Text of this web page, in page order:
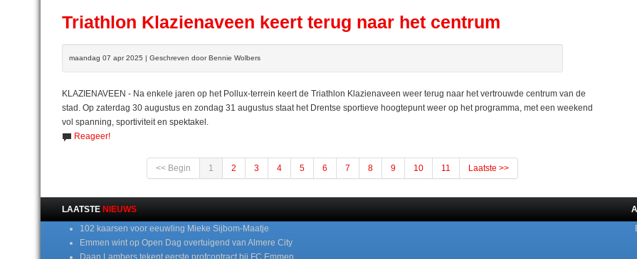
Triathlon Klazienaveen keert terug naar het centrum
maandag 07 apr 2025 | Geschreven door Bennie Wolbers
KLAZIENAVEEN - Na enkele jaren op het Pollux-terrein keert de Triathlon Klazienaveen weer terug naar het vertrouwde centrum van de
stad. Op zaterdag 30 augustus en zondag 31 augustus staat het Drentse sportieve hoogtepunt weer op het programma, met een weekend
vol spanning, sportiviteit en spektakel.
Reageer!
<< Begin 1 2 3 4 5 6 7 8 9 10 11 Laatste >>
LAATSTE NIEUWS
102 kaarsen voor eeuwling Mieke Sijbom-Maatje
Emmen wint op Open Dag overtuigend van Almere City
Daan Lambers tekent eerste profcontract bij FC Emmen